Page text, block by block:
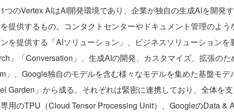
つのVertex AIはAI開発環境であり、企業が独自の生成AIを開発
提供するもの。コンタクトセンターやドキュメント管理のよう
を提供する「AIソリューション」、ビジネスソリューションを
」「Conversation」、生成AIの開発、カスタマイズ、拡張のた
」、Google独自のモデルを含む様々なモデルを集めた基盤モデ
Garden」から成る。それぞれは緊密に連携しており、全体を
用のTPU（Cloud Tensor Processing Unit）、GoogleのData &